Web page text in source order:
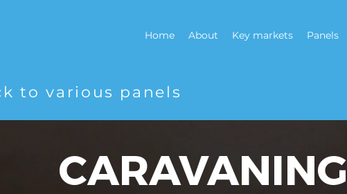
Home About Key markets Panels
to various panels
CARAVANING